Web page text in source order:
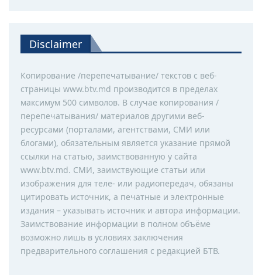
Disclaimer
Копирование /перепечатывание/ текстов с веб-
страницы www.btv.md производится в пределах
максимум 500 символов. В случае копирования /
перепечатывания/ материалов другими веб-
ресурсами (порталами, агентствами, СМИ или
блогами), обязательным является указание прямой
ссылки на статью, заимствованную у сайта
www.btv.md. СМИ, заимствующие статьи или
изображения для теле- или радиопередач, обязаны
цитировать источник, а печатные и электронные
издания – указывать источник и автора информации.
Заимствование информации в полном объёме
возможно лишь в условиях заключения
предварительного соглашения с редакцией БТВ.